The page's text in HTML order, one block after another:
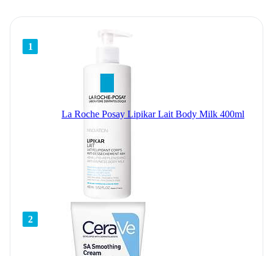
1
La Roche Posay Lipikar Lait Body Milk 400ml
2